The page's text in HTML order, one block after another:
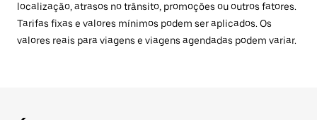
localização, atrasos no trânsito, promoções ou outros fatores.
Tarifas fixas e valores mínimos podem ser aplicados. Os
valores reais para viagens e viagens agendadas podem variar.